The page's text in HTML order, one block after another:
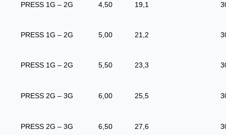
PRESS 1G – 2G 4,50 19,1
PRESS 1G – 2G 5,00 21,2
PRESS 1G – 2G 5,50 23,3
PRESS 2G – 3G 6,00 25,5
PRESS 2G – 3G 6,50 27,6